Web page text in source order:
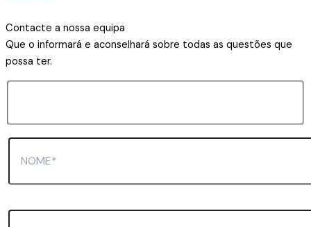
Contacte a nossa equipa
Que o informará e aconselhará sobre todas as questões que
possa ter.